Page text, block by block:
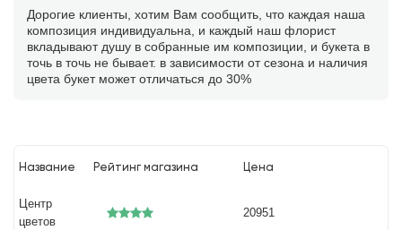
Дорогие клиенты, хотим Вам сообщить, что каждая наша
композиция индивидуальна, и каждый наш флорист
вкладывают душу в собранные им композиции, и букета в
точь в точь не бывает. в зависимости от сезона и наличия
цвета букет может отличаться до 30%
Название Рейтинг магазина Цена
Центр
цветов
20951